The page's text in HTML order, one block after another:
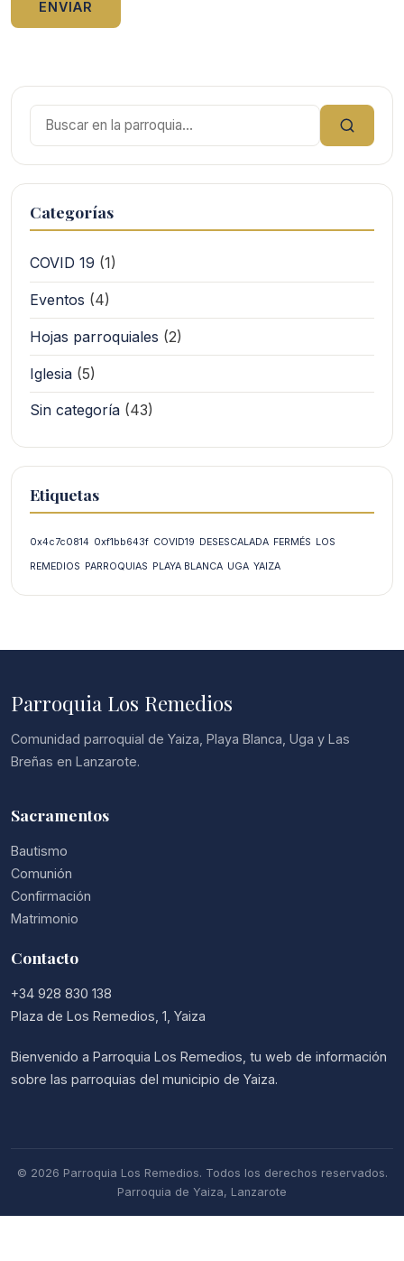
Buscar:
Categorías
COVID 19 (1)
Eventos (4)
Hojas parroquiales (2)
Iglesia (5)
Sin categoría (43)
Etiquetas
0x4c7c0814 0xf1bb643f COVID19 DESESCALADA FERMÉS LOS
REMEDIOS PARROQUIAS PLAYA BLANCA UGA YAIZA
Parroquia Los Remedios
Comunidad parroquial de Yaiza, Playa Blanca, Uga y Las
Breñas en Lanzarote.
Sacramentos
Bautismo
Comunión
Confirmación
Matrimonio
Contacto
+34 928 830 138
Plaza de Los Remedios, 1, Yaiza
Bienvenido a Parroquia Los Remedios, tu web de información
sobre las parroquias del municipio de Yaiza.
© 2026 Parroquia Los Remedios. Todos los derechos reservados.
Parroquia de Yaiza, Lanzarote